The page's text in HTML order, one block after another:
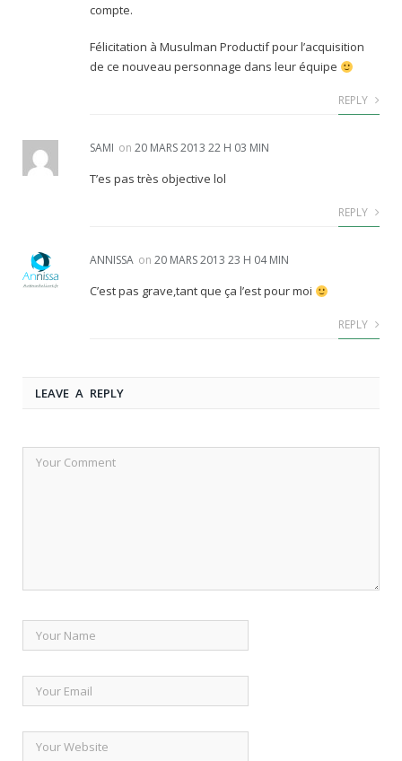
compte.
Félicitation à Musulman Productif pour l’acquisition
de ce nouveau personnage dans leur équipe
REPLY
SAMI on 20 MARS 2013 22 H 03 MIN
T’es pas très objective lol
REPLY
ANNISSA on 20 MARS 2013 23 H 04 MIN
C’est pas grave,tant que ça l’est pour moi
REPLY
LEAVE A REPLY